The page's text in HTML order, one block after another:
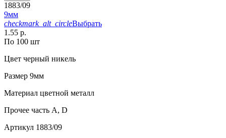
1883/09
9мм
checkmark_alt_circleВыбрать
1.55 р.
По 100 шт
Цвет черный никель
Размер 9мм
Материал цветной металл
Прочее часть A, D
Артикул 1883/09